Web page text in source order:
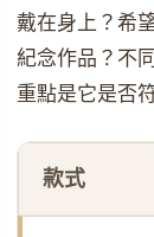
戴在身上？希
紀念作品？不
重點是它是否
款式